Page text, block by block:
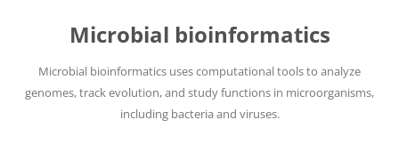
Microbial bioinformatics
Microbial bioinformatics uses computational tools to analyze
genomes, track evolution, and study functions in microorganisms,
including bacteria and viruses.